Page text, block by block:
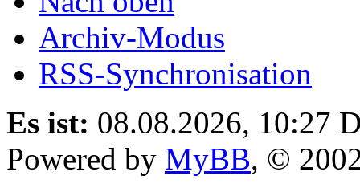
Archiv-Modus
RSS-Synchronisation
Es ist: 08.08.2026, 10:27
Powered by MyBB, ©